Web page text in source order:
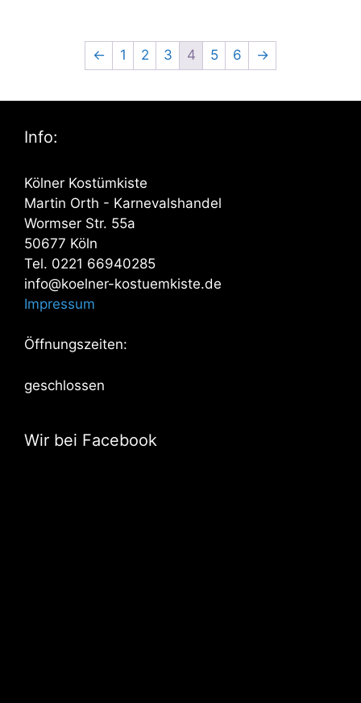
← 1 2 3 4 5 6 →
Info:
Kölner Kostümkiste
Martin Orth - Karnevalshandel
Wormser Str. 55a
50677 Köln
Tel. 0221 66940285
info@koelner-kostuemkiste.de
Impressum
Öffnungszeiten:
geschlossen
Wir bei Facebook